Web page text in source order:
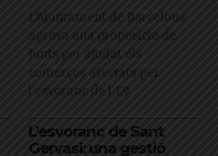
L’Ajuntament de Barcelona
aprova una proposició de
Junts per ajudar els
comerços afectats per
l'esvoranc de l'L9
L’esvoranc de Sant
Gervasi: una gestió